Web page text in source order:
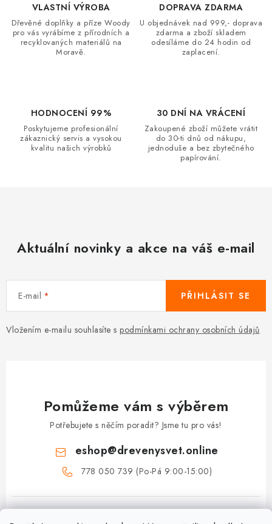
ká
VLASTNÍ VÝROBA
Dřevěné doplňky a příze Woody
pro vás vyrábíme z přírodních a
recyklovaných materiálů na
Moravě.
DOPRAVA ZDARMA
U objednávek nad 999,- doprava
zdarma a zboží skladem
odesíláme do 24 hodin od
zaplacení.
HODNOCENÍ 99%
Poskytujeme profesionální
zákaznický servis a vysokou
kvalitu našich výrobků
30 DNÍ NA VRÁCENÍ
Zakoupené zboží můžete vrátit
do 30-ti dnů od nákupu,
jednoduše a bez zbytečného
papírování.
Aktuální novinky a akce na váš e-mail
E-mail
Vložením e-mailu souhlasíte s podmínkami ochrany osobních údajů
PŘIHLÁSIT SE
Pomůžeme vám s výběrem
Potřebujete s něčím poradit? Jsme tu pro vás!
eshop@drevenysvet.online
778 050 739 (Po-Pá 9:00-15:00)